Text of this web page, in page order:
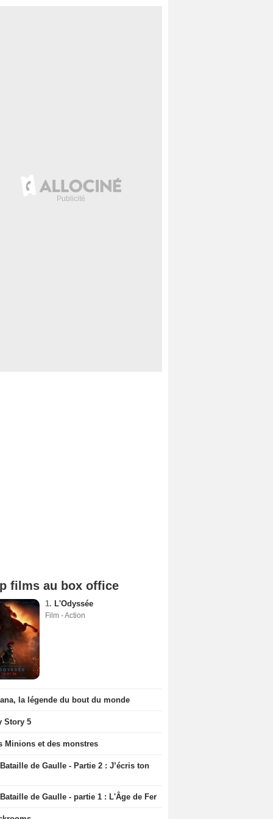
films au box office
1. L'Odyssée
Film - Action
la légende du bout du monde
Story 5
Minions et des monstres
de Gaulle - Partie 2 : J’écris ton
de Gaulle - partie 1 : L'Âge de Fer